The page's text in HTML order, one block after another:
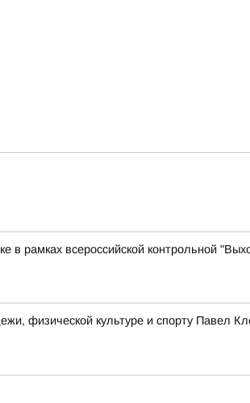
в рамках всероссийской контрольной
физической культуре и спорту Павел